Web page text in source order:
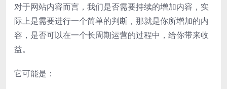
对于网站内容而言，我们是否需要持续的增加内容，实
际上是需要进行一个简单的判断，那就是你所增加的内
容，是否可以在一个长周期运营的过程中，给你带来收
益。
它可能是：